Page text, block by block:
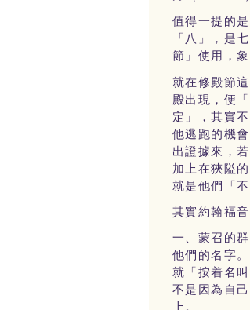
值得一提的
「八」，是
節」使用，
就在修殿節
殿出現，便
定」，其實
他逃跑的機
出證據來，
加上在狹隘
就是他們「
其實約翰福
一、蒙召的
他們的名字
就「按着名
不是因為自
上。